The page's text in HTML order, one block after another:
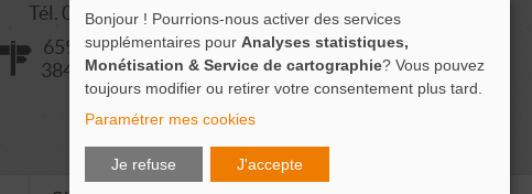
Tél. 04 76 77 20 06
659 Route de L'Isère
38420 LE VERSOUD
Bonjour ! Pourrions-nous activer des services
supplémentaires pour Analyses statistiques,
Monétisation & Service de cartographie? Vous pouvez
toujours modifier ou retirer votre consentement plus tard.
Paramétrer mes cookies
Je refuse J'accepte